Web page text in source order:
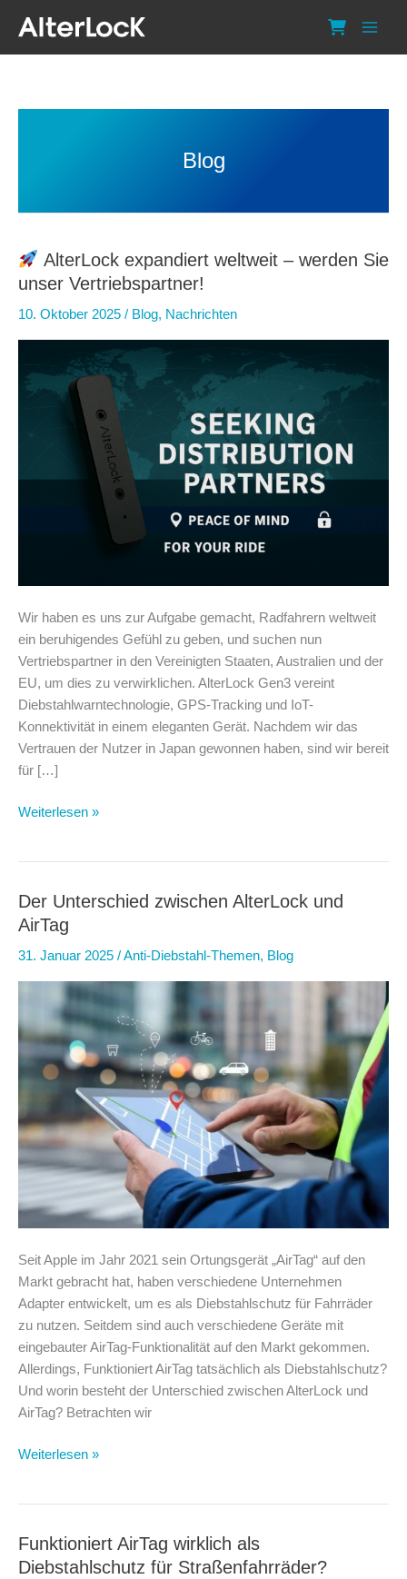
Inhalt
springen
Blog
AlterLock expandiert weltweit – werden Sie
unser Vertriebspartner!
10. Oktober 2025 / Blog, Nachrichten
Wir haben es uns zur Aufgabe gemacht, Radfahrern weltweit
ein beruhigendes Gefühl zu geben, und suchen nun
Vertriebspartner in den Vereinigten Staaten, Australien und der
EU, um dies zu verwirklichen. AlterLock Gen3 vereint
Diebstahlwarntechnologie, GPS-Tracking und IoT-
Konnektivität in einem eleganten Gerät. Nachdem wir das
Vertrauen der Nutzer in Japan gewonnen haben, sind wir bereit
für […]
–
werden
unser
Vertriebspartner!
Weiterlesen »
Der Unterschied zwischen AlterLock und
AirTag
31. Januar 2025 /Anti-Diebstahl-Themen, Blog
Seit Apple im Jahr 2021 sein Ortungsgerät „AirTag“ auf den
Markt gebracht hat, haben verschiedene Unternehmen
Adapter entwickelt, um es als Diebstahlschutz für Fahrräder
zu nutzen. Seitdem sind auch verschiedene Geräte mit
eingebauter AirTag-Funktionalität auf den Markt gekommen.
Allerdings, Funktioniert AirTag tatsächlich als Diebstahlschutz?
Und worin besteht der Unterschied zwischen AlterLock und
AirTag? Betrachten wir
Der
und
AirTag
Weiterlesen »
Funktioniert AirTag wirklich als
Diebstahlschutz für Straßenfahrräder?